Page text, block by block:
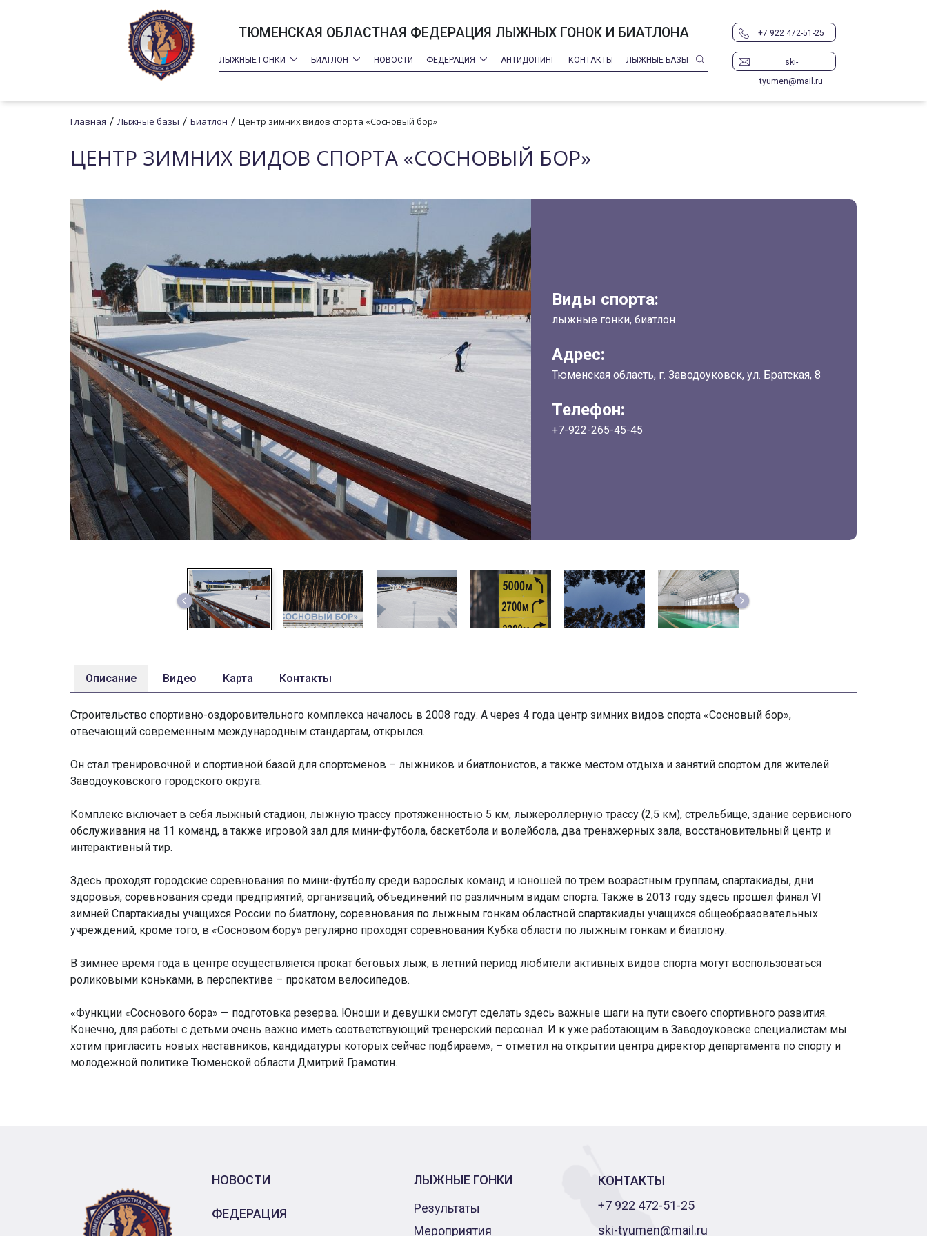
ТЮМЕНСКАЯ ОБЛАСТНАЯ ФЕДЕРАЦИЯ ЛЫЖНЫХ ГОНОК И БИАТЛОНА
ЛЫЖНЫЕ ГОНКИ БИАТЛОН НОВОСТИ ФЕДЕРАЦИЯ АНТИДОПИНГ КОНТАКТЫ ЛЫЖНЫЕ БАЗЫ
+7 922 472-51-25
ski-
tyumen@mail.ru
Главная / Лыжные базы / Биатлон / Центр зимних видов спорта «Сосновый бор»
ЦЕНТР ЗИМНИХ ВИДОВ СПОРТА «СОСНОВЫЙ БОР»
Виды спорта:
лыжные гонки, биатлон
Адрес:
Тюменская область, г. Заводоуковск, ул. Братская, 8
Телефон:
+7-922-265-45-45
Описание Видео Карта Контакты
Строительство спортивно-оздоровительного комплекса началось в 2008 году. А через 4 года центр зимних видов спорта «Сосновый бор»,
отвечающий современным международным стандартам, открылся.
Он стал тренировочной и спортивной базой для спортсменов – лыжников и биатлонистов, а также местом отдыха и занятий спортом для жителей
Заводоуковского городского округа.
Комплекс включает в себя лыжный стадион, лыжную трассу протяженностью 5 км, лыжероллерную трассу (2,5 км), стрельбище, здание сервисного
обслуживания на 11 команд, а также игровой зал для мини-футбола, баскетбола и волейбола, два тренажерных зала, восстановительный центр и
интерактивный тир.
Здесь проходят городские соревнования по мини-футболу среди взрослых команд и юношей по трем возрастным группам, спартакиады, дни
здоровья, соревнования среди предприятий, организаций, объединений по различным видам спорта. Также в 2013 году здесь прошел финал VI
зимней Спартакиады учащихся России по биатлону, соревнования по лыжным гонкам областной спартакиады учащихся общеобразовательных
учреждений, кроме того, в «Сосновом бору» регулярно проходят соревнования Кубка области по лыжным гонкам и биатлону.
В зимнее время года в центре осуществляется прокат беговых лыж, в летний период любители активных видов спорта могут воспользоваться
роликовыми коньками, в перспективе – прокатом велосипедов.
«Функции «Соснового бора» — подготовка резерва. Юноши и девушки смогут сделать здесь важные шаги на пути своего спортивного развития.
Конечно, для работы с детьми очень важно иметь соответствующий тренерский персонал. И к уже работающим в Заводоуковске специалистам мы
хотим пригласить новых наставников, кандидатуры которых сейчас подбираем», – отметил на открытии центра директор департамента по спорту и
молодежной политике Тюменской области Дмитрий Грамотин.
НОВОСТИ
ФЕДЕРАЦИЯ
ЛЫЖНЫЕ ГОНКИ
Результаты
Мероприятия
КОНТАКТЫ
+7 922 472-51-25
ski-tyumen@mail.ru